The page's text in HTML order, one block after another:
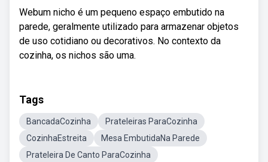
Webum nicho é um pequeno espaço embutido na
parede, geralmente utilizado para armazenar objetos
de uso cotidiano ou decorativos. No contexto da
cozinha, os nichos são uma.
Tags
BancadaCozinha
Prateleiras ParaCozinha
CozinhaEstreita
Mesa EmbutidaNa Parede
Prateleira De Canto ParaCozinha